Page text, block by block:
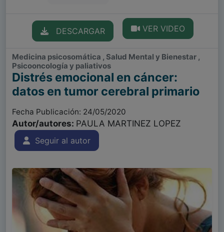
DESCARGAR VER VIDEO
Medicina psicosomática , Salud Mental y Bienestar ,
Psicooncología y paliativos
Distrés emocional en cáncer:
datos en tumor cerebral primario
Fecha Publicación: 24/05/2020
Autor/autores: PAULA MARTINEZ LOPEZ
Seguir al autor